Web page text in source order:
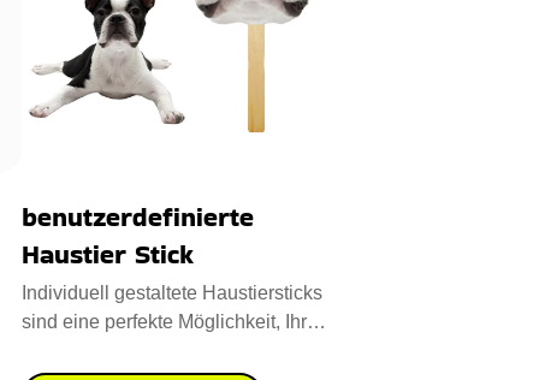
benutzerdefinierte
Haustier Stick
Individuell gestaltete Haustiersticks
sind eine perfekte Möglichkeit, Ihr